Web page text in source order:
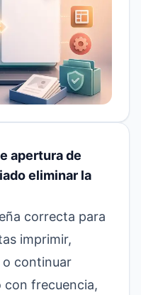
apertura de
eliminar la
correcta para
imprimir,
o continuar
con frecuencia,